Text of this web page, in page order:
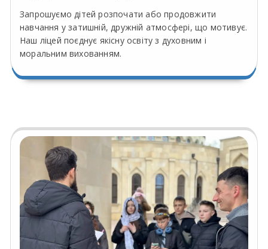
Запрошуємо дітей розпочати або продовжити
навчання у затишній, дружній атмосфері, що мотивує.
Наш ліцей поєднує якісну освіту з духовним і
моральним вихованням.